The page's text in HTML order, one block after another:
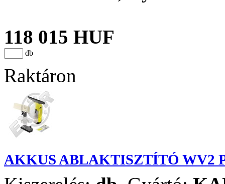
118 015 HUF
db
Raktáron
AKKUS ABLAKTISZTÍTÓ WV2